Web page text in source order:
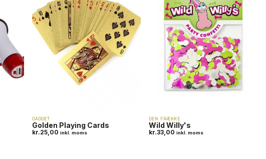
GADGET
Golden Playing Cards
kr.25,00 inkl. moms
DEN FRÆKKE
Wild Willy's
kr.33,00 inkl. moms